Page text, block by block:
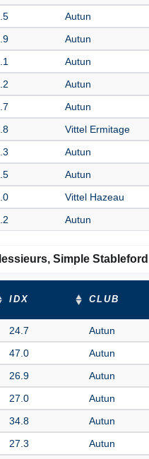
Autun
Autun
Autun
Autun
Autun
Vittel Ermitage
Autun
Autun
Vittel Hazeau
Autun
Simple Stableford
IDX CLUB
24.7 Autun
47.0 Autun
26.9 Autun
27.0 Autun
34.8 Autun
27.3 Autun